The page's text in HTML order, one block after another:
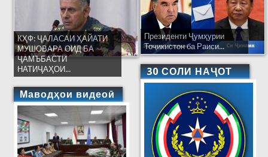
КҲФ: ҶАЛАСАИ ҲАЙАТИ
МУШОВАРА ОИД БА
ҶАМЪБАСТИ
НАТИҶАҲОИ...
Маводҳои видеоӣ
Президенти Ҷумҳурии
Тоҷикистон ба Раиси...
30 СОЛИ НАҶОТ